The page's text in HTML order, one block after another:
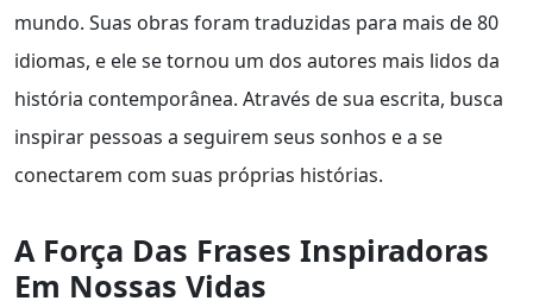
mundo. Suas obras foram traduzidas para mais de 80
idiomas, e ele se tornou um dos autores mais lidos da
história contemporânea. Através de sua escrita, busca
inspirar pessoas a seguirem seus sonhos e a se
conectarem com suas próprias histórias.
A Força Das Frases Inspiradoras
Em Nossas Vidas